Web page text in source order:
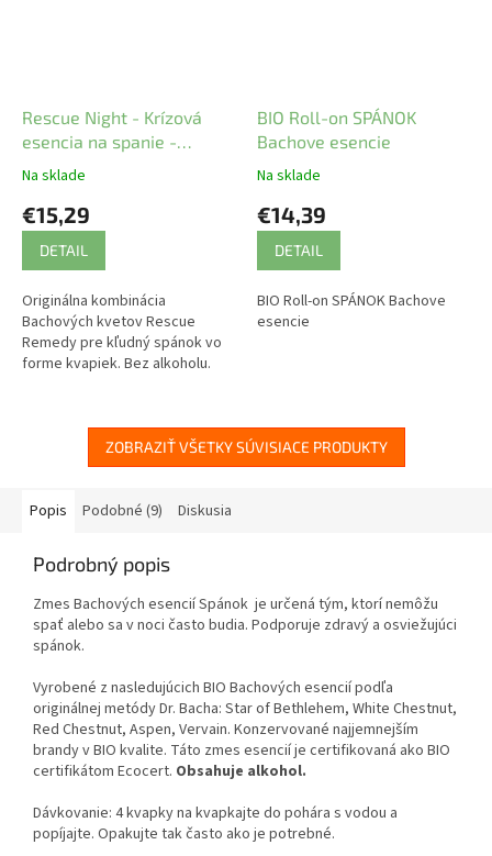
Rescue Night - Krízová
esencia na spanie -
kvapky bez alkoholu
Na sklade
€15,29
DETAIL
Originálna kombinácia
Bachových kvetov Rescue
Remedy pre kľudný spánok vo
forme kvapiek. Bez alkoholu.
BIO Roll-on SPÁNOK
Bachove esencie
Na sklade
€14,39
DETAIL
BIO Roll-on SPÁNOK Bachove
esencie
ZOBRAZIŤ VŠETKY SÚVISIACE PRODUKTY
Popis Podobné (9) Diskusia
Podrobný popis
Zmes Bachových esencií Spánok je určená tým, ktorí nemôžu
spať alebo sa v noci často budia. Podporuje zdravý a osviežujúci
spánok.
Vyrobené z nasledujúcich BIO Bachových esencií podľa
originálnej metódy Dr. Bacha: Star of Bethlehem, White Chestnut,
Red Chestnut, Aspen, Vervain. Konzervované najjemnejším
brandy v BIO kvalite. Táto zmes esencií je certifikovaná ako BIO
certifikátom Ecocert. Obsahuje alkohol.
Dávkovanie: 4 kvapky na kvapkajte do pohára s vodou a
popíjajte. Opakujte tak často ako je potrebné.